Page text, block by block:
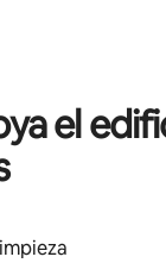
el